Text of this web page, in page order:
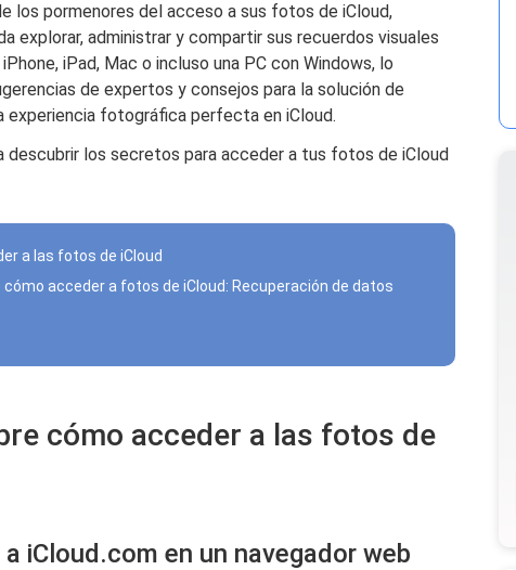
los pormenores del acceso a sus fotos de iCloud,
explorar, administrar y compartir sus recuerdos visuales
iPad, Mac o incluso una PC con Windows, lo
de expertos y consejos para la solución de
experiencia fotográfica perfecta en iCloud.
descubrir los secretos para acceder a tus fotos de iCloud
a las fotos de iCloud
acceder a fotos de iCloud: Recuperación de datos
cómo acceder a las fotos de
iCloud.com en un navegador web